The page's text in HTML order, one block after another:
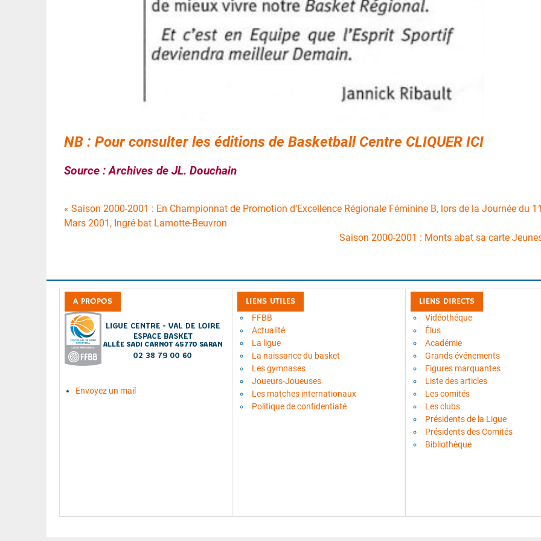
NB : Pour consulter les éditions de Basketball Centre CLIQUER ICI
Source : Archives de JL. Douchain
Navigation
« Saison 2000-2001 : En Championnat de Promotion d’Excellence Régionale Féminine B, lors de la Journée du 11
Mars 2001, Ingré bat Lamotte-Beuvron
Saison 2000-2001 : Monts abat sa carte
A PROPOS
Envoyez un mail
LIENS UTILES
FFBB
Actualité
La ligue
La naissance du basket
Les gymnases
Joueurs-Joueuses
Les matches internationaux
Politique de confidentiaté
LIENS DIRECTS
Vidéothéque
Élus
Académie
Grands événements
Figures marquantes
Liste des articles
Les comités
Les clubs
Présidents de la Ligue
Présidents des Comités
Bibliothèque